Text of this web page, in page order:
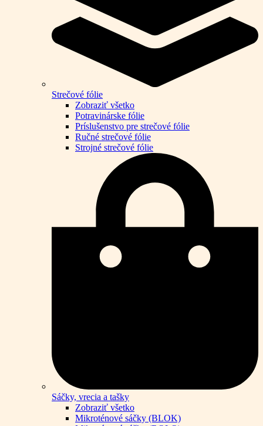
Strečové fólie
Zobraziť všetko
Potravinárske fólie
Príslušenstvo pre strečové fólie
Ručné strečové fólie
Strojné strečové fólie
Sáčky, vrecia a tašky
Zobraziť všetko
Mikroténové sáčky (BLOK)